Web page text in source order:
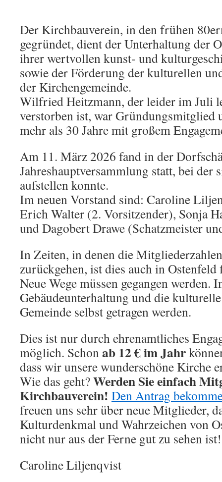
Der Kirchbauverein, in den frühen
gegründet, dient der Unterhaltung der
ihrer wertvollen kunst- und
sowie der Förderung der kulturellen
der Kirchengemeinde.
Wilfried Heitzmann, der leider im Juli
verstorben ist, war Gründungsmitglied
mehr als 30 Jahre mit großem
Am 11. März 2026 fand in der
Jahreshauptversammlung statt, bei der
aufstellen konnte.
Im neuen Vorstand sind: Caroline
Erich Walter (2. Vorsitzender), Sonja
und Dagobert Drawe (Schatzmeister
In Zeiten, in denen die
zurückgehen, ist dies auch in
Neue Wege müssen gegangen werden.
Gebäudeunterhaltung und die
Gemeinde selbst getragen werden.
Dies ist nur durch ehrenamtliches
möglich. Schonab 12 € im Jahr
dass wir unsere wunderschöne Kirche
Wie das geht?Werden Sie einfach
Kirchbauverein! Den Antrag
freuen uns sehr über neue Mitglieder,
Kulturdenkmal und Wahrzeichen von
nicht nur aus der Ferne gut zu sehen ist!
Caroline Liljenqvist